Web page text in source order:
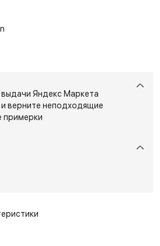
Яндекс Маркета
верните неподходящие
примерки